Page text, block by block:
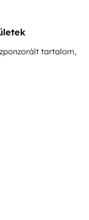
tartalom,